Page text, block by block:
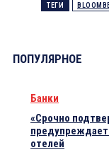
ТЕГИ
ПОПУЛЯРНОЕ
Банки
«Срочно
отелей